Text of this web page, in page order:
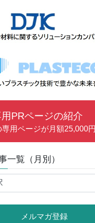
PRページの紹介
用ページが月額25,000円
一覧（月別）
メルマガ登録